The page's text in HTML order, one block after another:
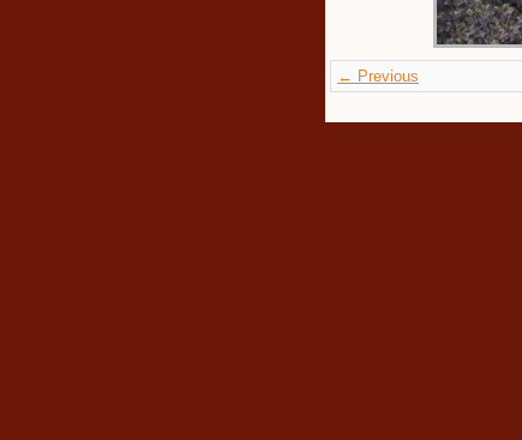
← Previous